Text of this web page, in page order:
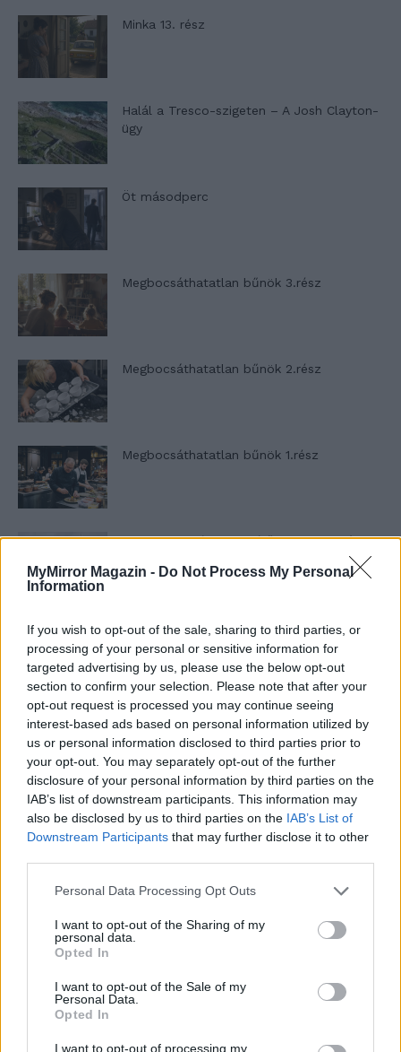
MyMirror Magazin - Do Not Process My Personal
Information
If you wish to opt-out of the sale, sharing to third parties, or
processing of your personal or sensitive information for
targeted advertising by us, please use the below opt-out
section to confirm your selection. Please note that after your
opt-out request is processed you may continue seeing
interest-based ads based on personal information utilized by
us or personal information disclosed to third parties prior to
your opt-out. You may separately opt-out of the further
disclosure of your personal information by third parties on the
IAB’s list of downstream participants. This information may
also be disclosed by us to third parties on the IAB’s List of
Downstream Participants that may further disclose it to other
Personal Data Processing Opt Outs
I want to opt-out of the Sharing of my
personal data.
Opted In
I want to opt-out of the Sale of my
Personal Data.
Opted In
I want to opt-out of processing my
Minka 13. rész
Halál a Tresco-szigeten – A Josh Clayton-
ügy
Öt másodperc
Megbocsáthatatlan bűnök 3.rész
Megbocsáthatatlan bűnök 2.rész
Megbocsáthatatlan bűnök 1.rész
Szent Genovéva, a túlélő Franciaország
Minka 12. rész
Minka 11. rész
T. szereti a fiatal lányokat 14. rész
Pedig szóltam… – Miért nem hiszünk a
gyűjteménye